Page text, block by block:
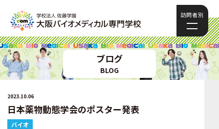
訪問者別
ブログ
BLOG
2023.10.06
日本薬物動態学会のポスター発表
バイオ